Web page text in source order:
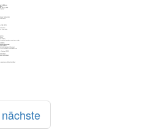
nächste